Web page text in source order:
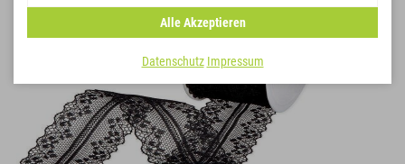
Alle Akzeptieren
Datenschutz Impressum